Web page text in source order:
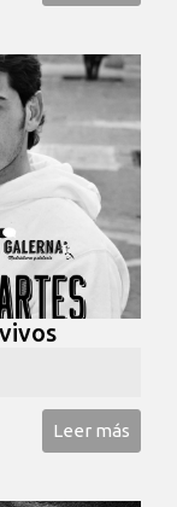
Leer más